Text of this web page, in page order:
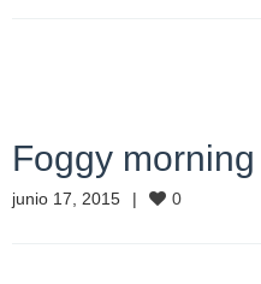
Foggy morning
junio 17, 2015 0